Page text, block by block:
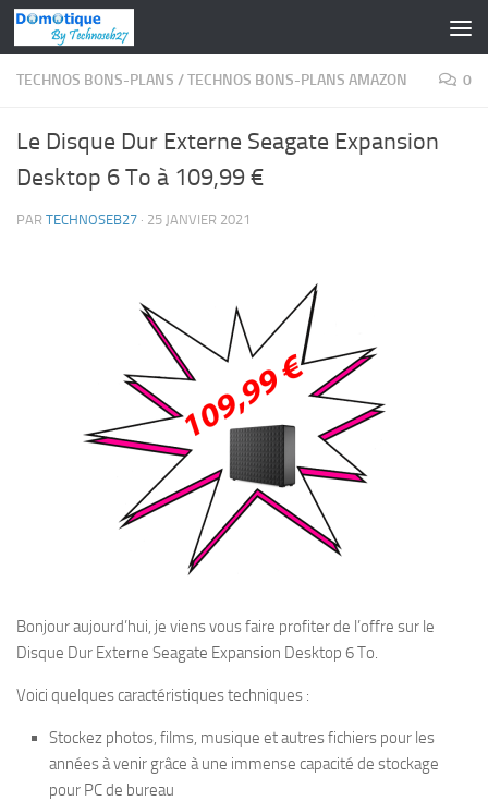
Skip to content
TECHNOS BONS-PLANS /TECHNOS BONS-PLANS AMAZON 0
Le Disque Dur Externe Seagate Expansion
Desktop 6 To à 109,99 €
PAR TECHNOSEB27 · 25 JANVIER 2021
Bonjour aujourd’hui, je viens vous faire profiter de l’offre sur le
Disque Dur Externe Seagate Expansion Desktop 6 To.
Voici quelques caractéristiques techniques :
Stockez photos, films, musique et autres fichiers pour les
années à venir grâce à une immense capacité de stockage
pour PC de bureau